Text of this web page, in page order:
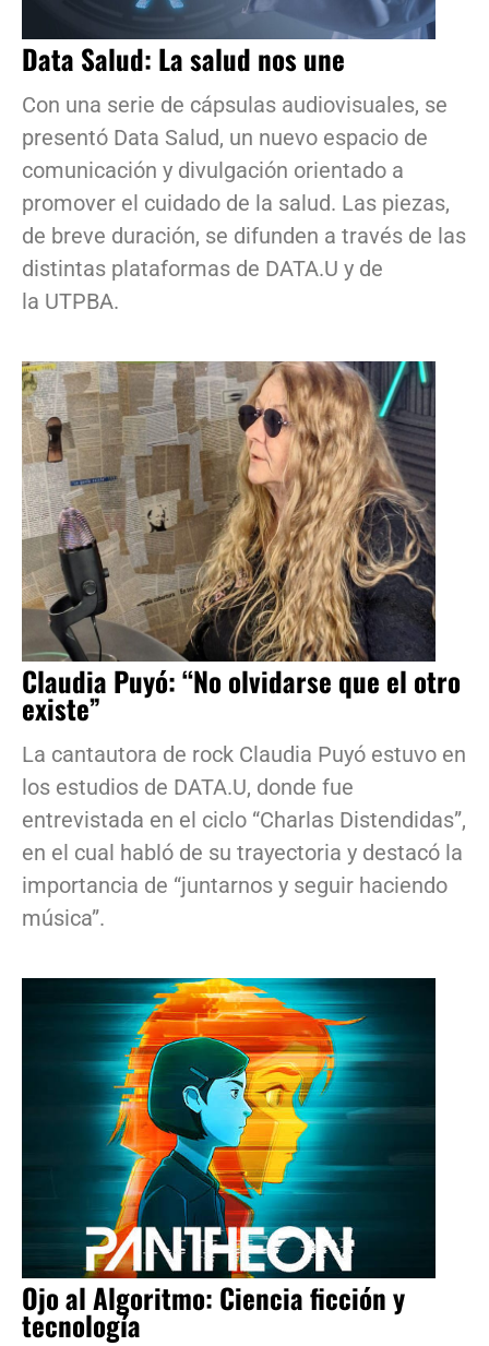
Data Salud: La salud nos une
Con una serie de cápsulas audiovisuales, se
presentó Data Salud, un nuevo espacio de
comunicación y divulgación orientado a
promover el cuidado de la salud. Las piezas,
de breve duración, se difunden a través de las
distintas plataformas de DATA.U y de
la UTPBA.
Claudia Puyó: “No olvidarse que el otro
existe”
La cantautora de rock Claudia Puyó estuvo en
los estudios de DATA.U, donde fue
entrevistada en el ciclo “Charlas Distendidas”,
en el cual habló de su trayectoria y destacó la
importancia de “juntarnos y seguir haciendo
música”.
Ojo al Algoritmo: Ciencia ficción y
tecnología